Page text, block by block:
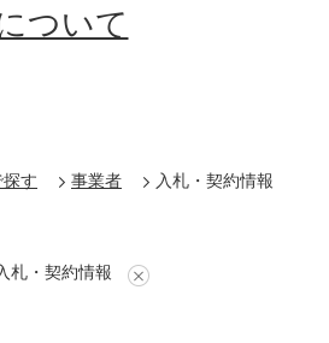
ついて
す 事業者 入札・契約情報
札・契約情報